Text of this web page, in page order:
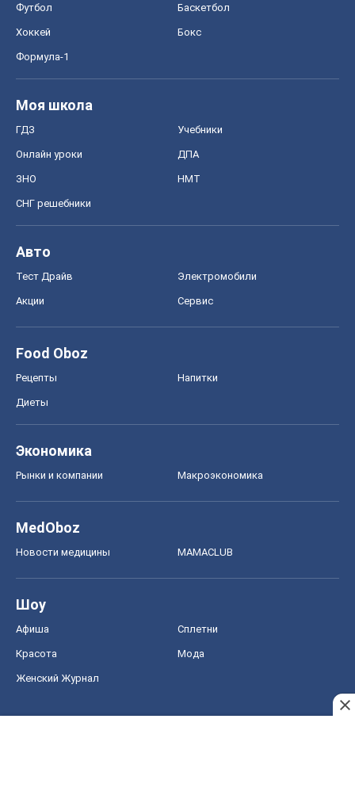
Футбол Баскетбол
Хоккей Бокс
Формула-1
Моя школа
ГДЗ Учебники
Онлайн уроки ДПА
ЗНО НМТ
СНГ решебники
Авто
Тест Драйв Электромобили
Акции Сервис
Food Oboz
Рецепты Напитки
Диеты
Экономика
Рынки и компании Mакроэкономика
MedOboz
Новости медицины MAMACLUB
Шоу
Афиша Сплетни
Красота Мода
Женский Журнал